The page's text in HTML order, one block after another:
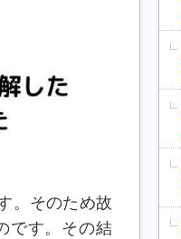
。そのため故
です。その結